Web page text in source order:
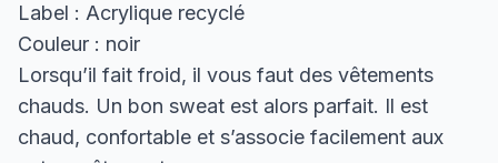
Label : Acrylique recyclé
Couleur : noir
Lorsqu’il fait froid, il vous faut des vêtements
chauds. Un bon sweat est alors parfait. Il est
chaud, confortable et s’associe facilement aux